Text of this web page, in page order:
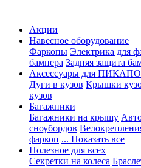
Акции
Навесное оборудование
Фаркопы Электрика для
бампера Задняя защита
Аксессуары для
Дуги в кузов Крышки
кузов
Багажники
Багажники на крышу
сноубордов
фаркоп ... Показать все
Полезное для всех
Секретки на колеса